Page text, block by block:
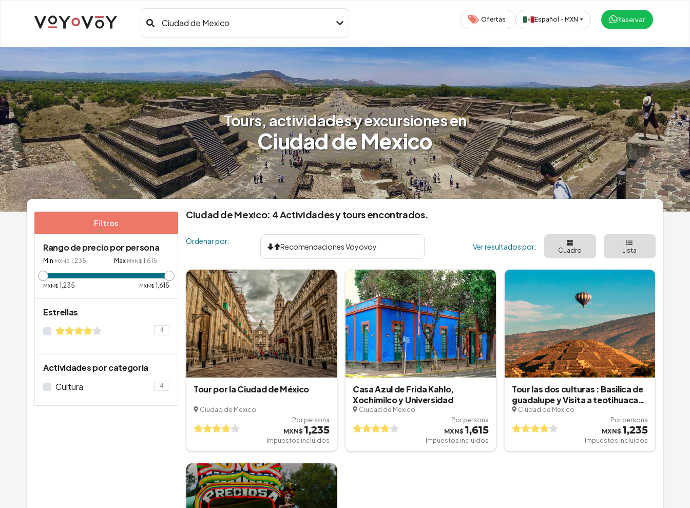
Ciudad de Mexico Ofertas Español - MXN Reservar
Tours, actividades y excursiones en
Ciudad de Mexico
Filtros
Ciudad de Mexico: 4 Actividades y tours encontrados.
Rango de precio por persona
Min MXN$ 1,235 Max MXN$ 1,615
MXN$ 1,235 MXN$ 1,615
Estrellas
4
Actividades por categoria
Cultura
4
Ordenar por:
Ver resultados por: Cuadro Lista
Tour por la Ciudad de México
Ciudad de Mexico
Por persona
MXN$ 1,235
Impuestos incluidos
Casa Azul de Frida Kahlo,
Xochimilco y Universidad
Ciudad de Mexico
Por persona
MXN$ 1,615
Impuestos incluidos
Tour las dos culturas : Basilica de
guadalupe y Visita a teotihuacan
con tlatelolco
Ciudad de Mexico
Por persona
MXN$ 1,235
Impuestos incluidos